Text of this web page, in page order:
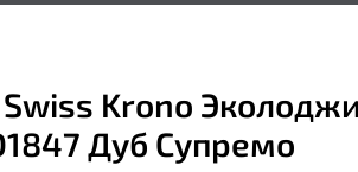
Krono
Дуб Супремо